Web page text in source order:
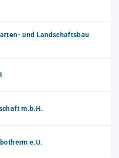
und Landschaftsbau
m.b.H.
e.U.